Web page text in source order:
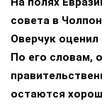
совета в
Оверчук
По его словам,
остаются